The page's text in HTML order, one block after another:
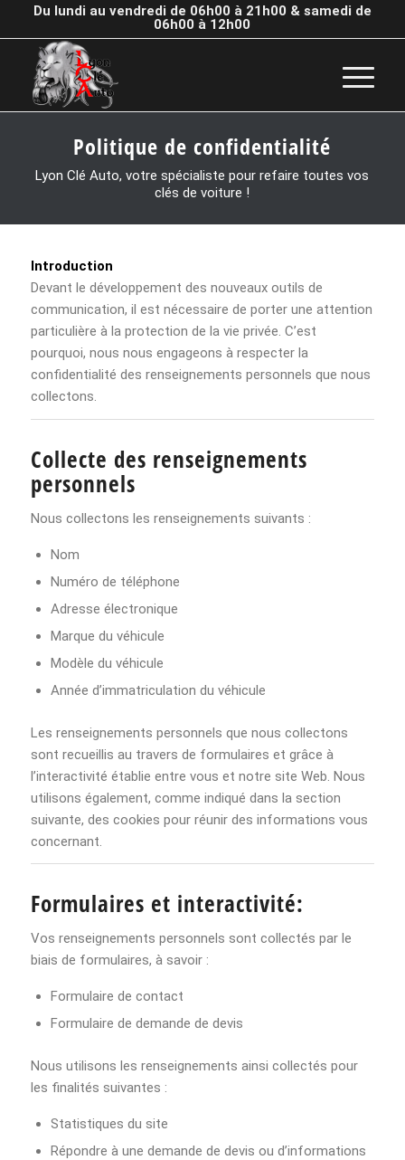
Du lundi au vendredi de 06h00 à 21h00 & samedi de
06h00 à 12h00
Politique de confidentialité
Lyon Clé Auto, votre spécialiste pour refaire toutes vos
clés de voiture !
Introduction
Devant le développement des nouveaux outils de
communication, il est nécessaire de porter une attention
particulière à la protection de la vie privée. C’est
pourquoi, nous nous engageons à respecter la
confidentialité des renseignements personnels que nous
collectons.
Collecte des renseignements
personnels
Nous collectons les renseignements suivants :
Nom
Numéro de téléphone
Adresse électronique
Marque du véhicule
Modèle du véhicule
Année d’immatriculation du véhicule
Les renseignements personnels que nous collectons
sont recueillis au travers de formulaires et grâce à
l’interactivité établie entre vous et notre site Web. Nous
utilisons également, comme indiqué dans la section
suivante, des cookies pour réunir des informations vous
concernant.
Formulaires et interactivité:
Vos renseignements personnels sont collectés par le
biais de formulaires, à savoir :
Formulaire de contact
Formulaire de demande de devis
Nous utilisons les renseignements ainsi collectés pour
les finalités suivantes :
Statistiques du site
Répondre à une demande de devis ou d’informations